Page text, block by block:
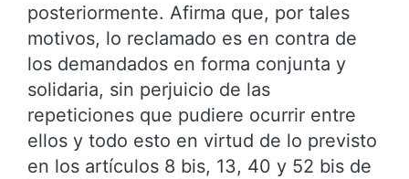
posteriormente. Afirma que, por tales
motivos, lo reclamado es en contra de
los demandados en forma conjunta y
solidaria, sin perjuicio de las
repeticiones que pudiere ocurrir entre
ellos y todo esto en virtud de lo previsto
en los artículos 8 bis, 13, 40 y 52 bis de